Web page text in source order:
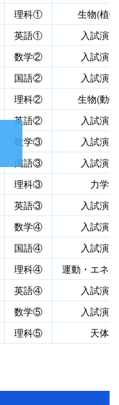
理科①
生物(植
英語①
入試演習
数学②
入試演習
国語②
入試演習
理科②
生物(動
英語②
入試演習
数学③
入試演習
国語③
入試演習
理科③
力学
英語③
入試演習
数学④
入試演習
国語④
入試演習
理科④
運動・エネ
英語④
入試演習
数学⑤
入試演習
理科⑤ 天体